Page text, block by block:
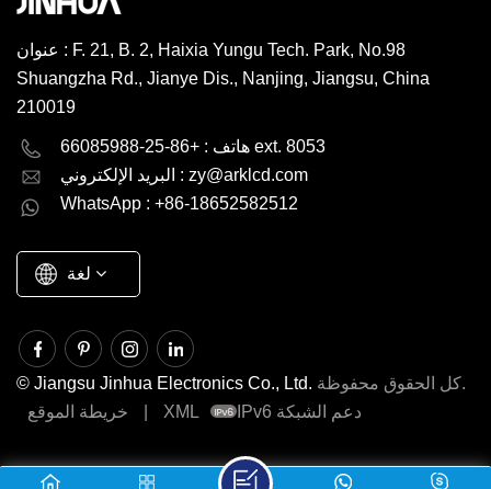
عنوان : F. 21, B. 2, Haixia Yungu Tech. Park, No.98
Shuangzha Rd., Jianye Dis., Nanjing, Jiangsu, China
210019
هاتف : +86-25-66085988 ext. 8053
البريد الإلكتروني : zy@arklcd.com
WhatsApp : +86-18652582512
لغة
English Deutsch
русский español
العربية
© Jiangsu Jinhua Electronics Co., Ltd.
كل الحقوق محفوظة.
خريطة الموقع
XML IPv6 دعم الشبكة